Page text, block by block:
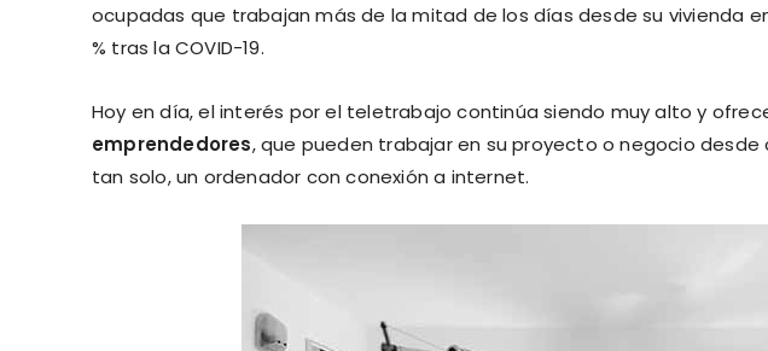
ocupadas que trabajan más de la mitad de los días desde su vivienda en
% tras la COVID-19.
Hoy en día, el interés por el teletrabajo continúa siendo muy alto y
emprendedores, que pueden trabajar en su proyecto o negocio desde
tan solo, un ordenador con conexión a internet.